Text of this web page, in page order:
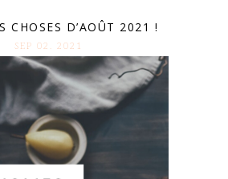
CHOSES D’AOÛT 2021 !
SEP 02. 2021